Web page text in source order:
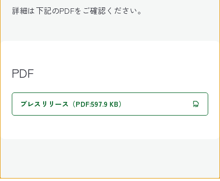
詳細は下記のPDFをご確認ください。
PDF
プレスリリース（PDF:597.9 KB）